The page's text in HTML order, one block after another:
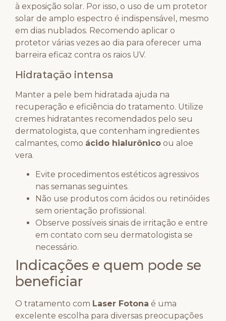
à exposição solar. Por isso, o uso de um protetor
solar de amplo espectro é indispensável, mesmo
em dias nublados. Recomendo aplicar o
protetor várias vezes ao dia para oferecer uma
barreira eficaz contra os raios UV.
Hidratação intensa
Manter a pele bem hidratada ajuda na
recuperação e eficiência do tratamento. Utilize
cremes hidratantes recomendados pelo seu
dermatologista, que contenham ingredientes
calmantes, como ácido hialurônico ou aloe
vera.
Evite procedimentos estéticos agressivos
nas semanas seguintes.
Não use produtos com ácidos ou retinóides
sem orientação profissional.
Observe possíveis sinais de irritação e entre
em contato com seu dermatologista se
necessário.
Indicações e quem pode se
beneficiar
O tratamento com Laser Fotona é uma
excelente escolha para diversas preocupações